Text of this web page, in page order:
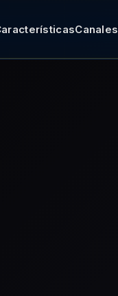
Canales